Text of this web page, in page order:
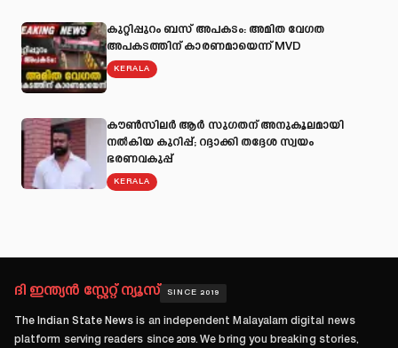
കുറ്റിപ്പുറം ബസ് അപകടം: അമിത വേഗത
അപകടത്തിന് കാരണമായെന്ന് MVD
KERALA
കൗൺസിലർ ആർ സുഗതന് അനുകൂലമായി
നല്‍കിയ കുറിപ്പ്; റദ്ദാക്കി തദ്ദേശ സ്വയം
ഭരണവകുപ്പ്
KERALA
ദി ഇന്ത്യൻ സ്റ്റേറ്റ് ന്യൂസ് SINCE 2019
The Indian State News is an independent Malayalam digital news
platform serving readers since 2019. We bring you breaking stories,